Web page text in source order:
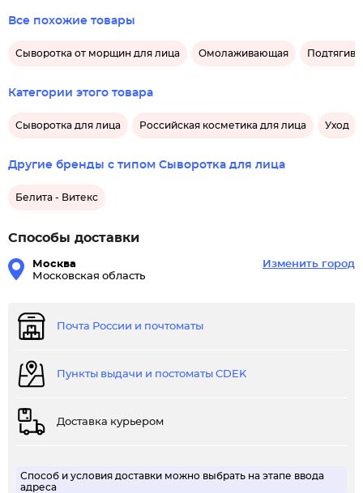
Все похожие товары
Сыворотка от морщин для лица Омолаживающая
Категории этого товара
Сыворотка для лица Российская косметика для лица Уход
Другие бренды с типом Сыворотка для лица
Белита - Витекс
Способы доставки
Москва
Московская область
Изменить город
Почта России и почтоматы
Пункты выдачи и постоматы CDEK
Доставка курьером
Способ и условия доставки можно выбрать на этапе ввода
адреса